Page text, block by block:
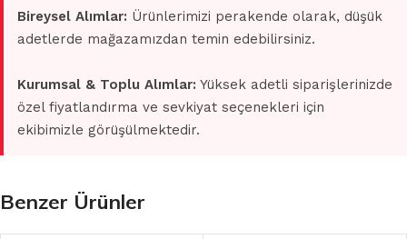
Bireysel Alımlar: Ürünlerimizi perakende olarak, düşük
adetlerde mağazamızdan temin edebilirsiniz.
Kurumsal & Toplu Alımlar: Yüksek adetli siparişlerinizde
özel fiyatlandırma ve sevkiyat seçenekleri için
ekibimizle görüşülmektedir.
Benzer Ürünler